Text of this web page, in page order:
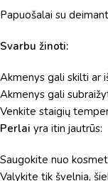
Papuošalai su
Svarbu žinoti:
Akmenys gali skilti ar
Akmenys gali
Venkite staigių
Perlai yra itin jautrūs:
Saugokite nuo
Valykite tik švelnia,